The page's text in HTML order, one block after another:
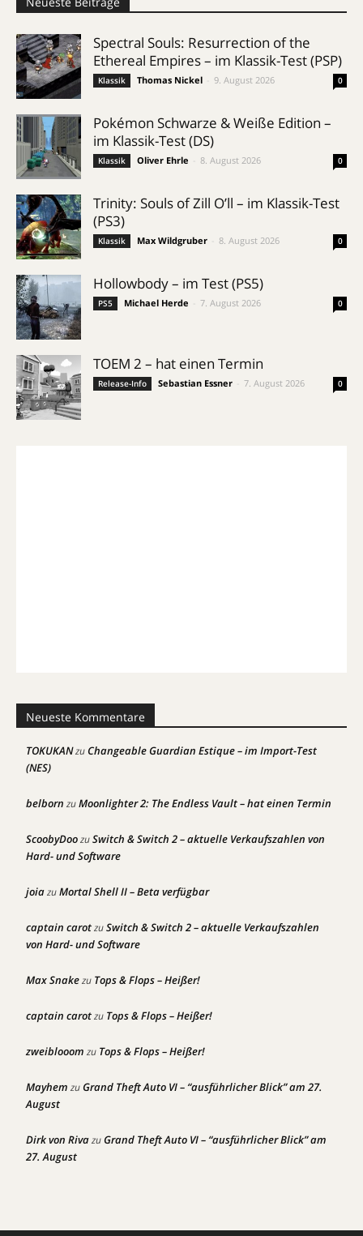
Spectral Souls: Resurrection of the
Ethereal Empires – im Klassik-Test (PSP)
Klassik Thomas Nickel 9. August 2026 0
Pokémon Schwarze & Weiße Edition –
im Klassik-Test (DS)
Klassik Oliver Ehrle 8. August 2026 0
Trinity: Souls of Zill O’ll – im Klassik-Test
(PS3)
Klassik Max Wildgruber 8. August 2026 0
Hollowbody – im Test (PS5)
PS5 Michael Herde 7. August 2026 0
TOEM 2 – hat einen Termin
Release-Info Sebastian Essner 7. August 2026 0
Neueste Kommentare
TOKUKANzuChangeable Guardian Estique – im Import-Test
(NES)
belborn zuMoonlighter 2: The Endless Vault – hat einen Termin
ScoobyDoozuSwitch & Switch 2 – aktuelle Verkaufszahlen von
Hard- und Software
joiazuMortal Shell II – Beta verfügbar
captain carotzuSwitch & Switch 2 – aktuelle Verkaufszahlen
von Hard- und Software
Max Snakezu Tops & Flops – Heißer!
captain carotzu Tops & Flops – Heißer!
zweiblooom zu Tops & Flops – Heißer!
Mayhem zuGrand Theft Auto VI – “ausführlicher Blick” am 27.
August
Dirk von RivazuGrand Theft Auto VI – “ausführlicher Blick” am
27. August